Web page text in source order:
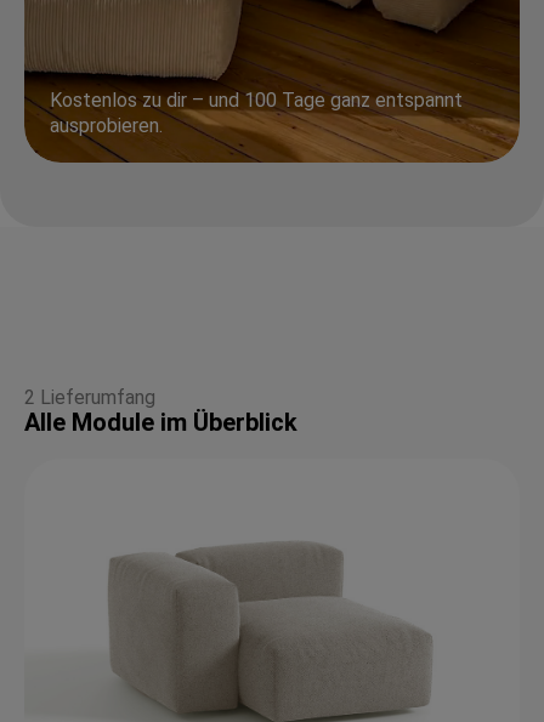
Kostenlos zu dir – und 100 Tage ganz entspannt
ausprobieren.
2 Lieferumfang
Alle Module im Überblick